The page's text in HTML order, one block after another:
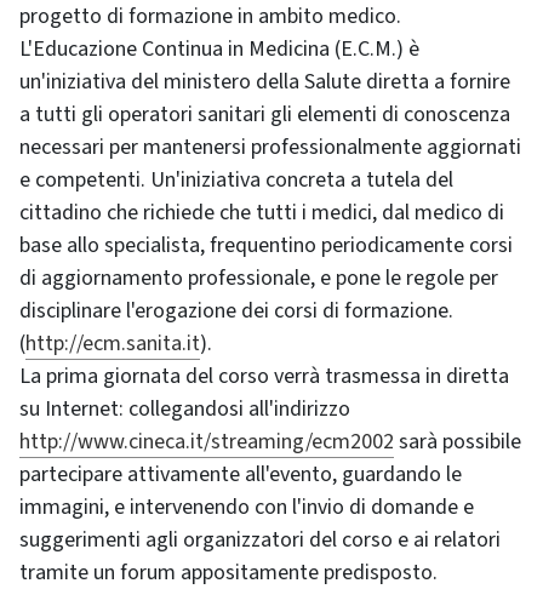
progetto di formazione in ambito medico.
L'Educazione Continua in Medicina (E.C.M.) è
un'iniziativa del ministero della Salute diretta a fornire
a tutti gli operatori sanitari gli elementi di conoscenza
necessari per mantenersi professionalmente aggiornati
e competenti. Un'iniziativa concreta a tutela del
cittadino che richiede che tutti i medici, dal medico di
base allo specialista, frequentino periodicamente corsi
di aggiornamento professionale, e pone le regole per
disciplinare l'erogazione dei corsi di formazione.
(http://ecm.sanita.it).
La prima giornata del corso verrà trasmessa in diretta
su Internet: collegandosi all'indirizzo
http://www.cineca.it/streaming/ecm2002 sarà possibile
partecipare attivamente all'evento, guardando le
immagini, e intervenendo con l'invio di domande e
suggerimenti agli organizzatori del corso e ai relatori
tramite un forum appositamente predisposto.